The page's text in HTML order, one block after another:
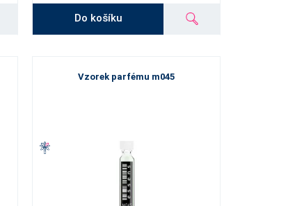
Do košíku
Vzorek parfému m045